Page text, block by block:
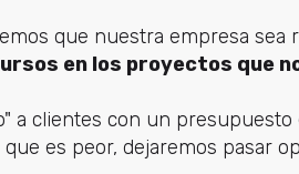
que nuestra empresa sea
en los proyectos que
a clientes con un
es peor, dejaremos pasar